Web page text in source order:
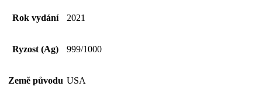
Rok vydání 2021
Ryzost (Ag) 999/1000
Země původu USA